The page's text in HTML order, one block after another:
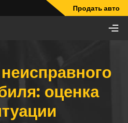
Продать авто
неисправного
оценка